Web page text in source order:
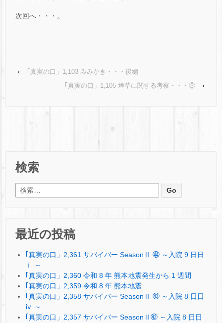
次回へ・・・。
‹
｢真実の口」1,103 みみかき・・・後編
｢真実の口」1,105 煙草に関する考察・・・②
›
検索
検索:
最近の投稿
｢真実の口」2,361 サバイバー SeasonⅡ ㊹ ～入院 9 日日
ⅰ ～
｢真実の口」2,360 令和 8 年 熊本地震発生から 1 週間
｢真実の口」2,359 令和 8 年 熊本地震
｢真実の口」2,358 サバイバー SeasonⅡ ㊸ ～入院 8 日日
ⅳ ～
｢真実の口」2,357 サバイバー SeasonⅡ㊷ ～入院 8 日日